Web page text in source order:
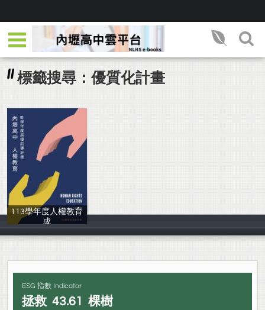
標籤搜尋：優質化計畫
113學年度人權教育
成
教務處實驗研究
ESG 指數 Indicator
拯救 43.61 棵樹